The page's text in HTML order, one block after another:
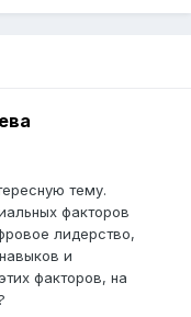
тему.
факторов
лидерство,
и
факторов, на